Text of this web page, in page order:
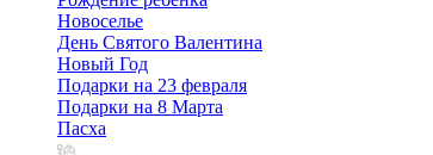
Новоселье
День Святого Валентина
Новый Год
Подарки на 23 февраля
Подарки на 8 Марта
Пасха